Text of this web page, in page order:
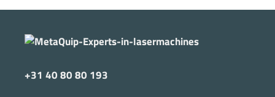
+31 40 80 80 193